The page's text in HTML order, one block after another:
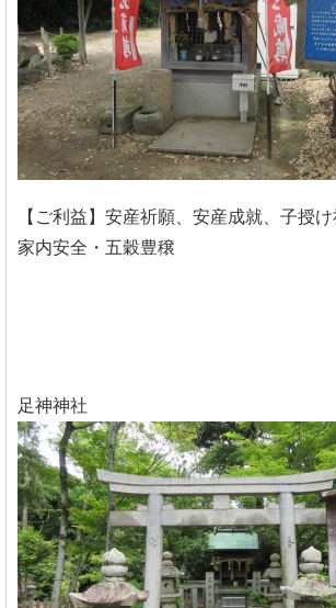
【ご利益】安産祈願、安産成就、子授
家内安全・五穀豊穣
足神神社